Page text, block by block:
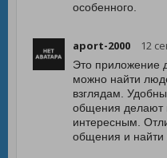
особенного.
aport-2000 12
Это приложение
можно найти
взглядам.
общения делают
интересным.
общения и